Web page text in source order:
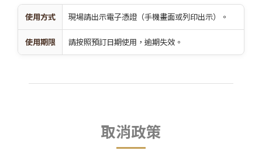
使用方式 現場請出示電子憑證（手機畫面或列印出示）。
使用期限 請按照預訂日期使用，逾期失效。
取消政策